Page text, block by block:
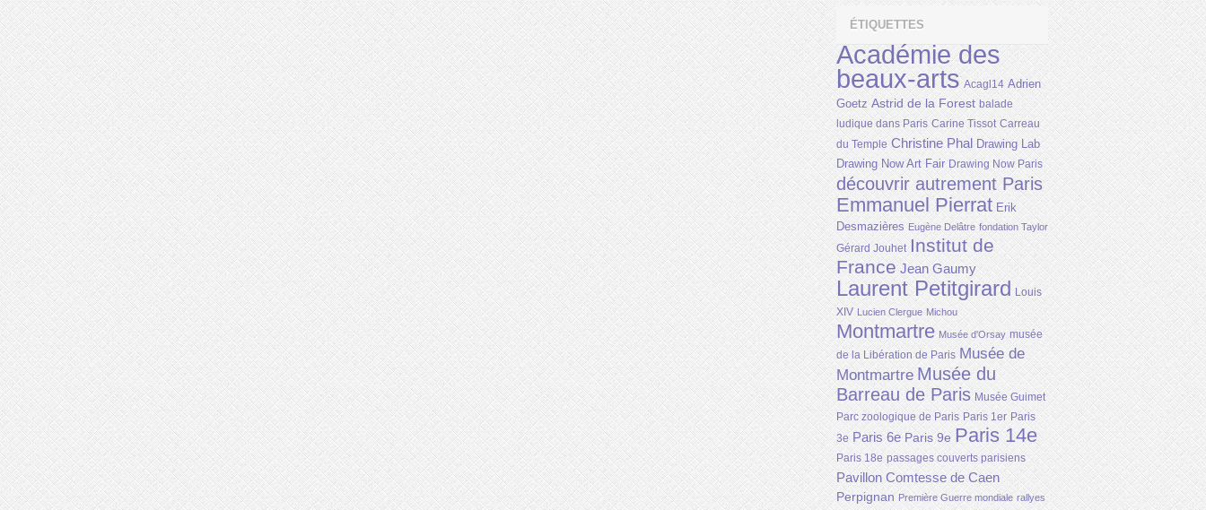
ÉTIQUETTES
Académie des
beaux-arts Acagl14 Adrien
Goetz Astrid de la Forest balade
ludique dans Paris Carine Tissot Carreau
du Temple Christine Phal Drawing Lab
Drawing Now Art Fair Drawing Now Paris
découvrir autrement Paris
Emmanuel Pierrat Erik
Desmazières Eugène Delâtre fondation Taylor
Gérard Jouhet Institut de
France Jean Gaumy
Laurent Petitgirard Louis
XIV Lucien Clergue Michou
Montmartre Musée d'Orsay musée
de la Libération de Paris Musée de
Montmartre Musée du
Barreau de Paris Musée Guimet
Parc zoologique de Paris Paris 1er Paris
3e Paris 6e Paris 9e Paris 14e
Paris 18e passages couverts parisiens
Pavillon Comtesse de Caen
Perpignan Première Guerre mondiale rallyes